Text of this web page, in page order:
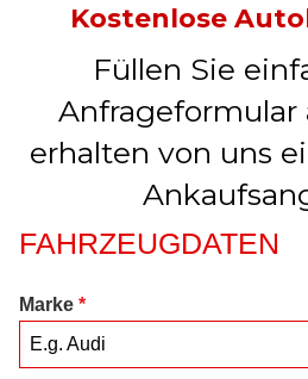
Kostenlose
Füllen Sie
Anfrageformular
erhalten von uns
FAHRZEUGDATEN
Marke *
E.g. Audi